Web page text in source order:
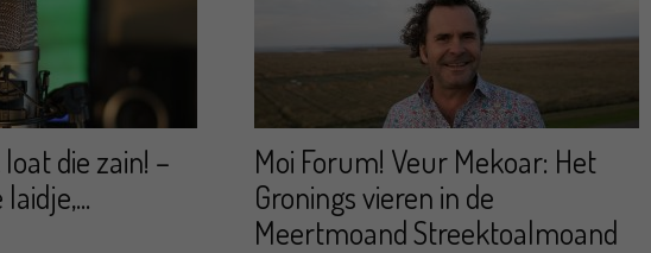
die zain! –
Moi Forum! Veur Mekoar: Het
Gronings vieren in de
Meertmoand Streektoalmoand